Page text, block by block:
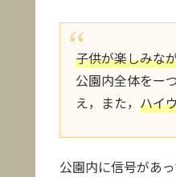
子供が楽しみな
公園内全体をー
え，また，ハイ
公園内に信号があ